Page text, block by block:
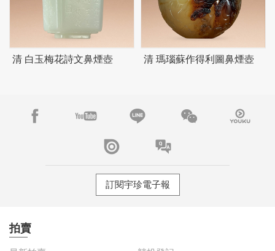
清 白玉梅花詩文鼻煙壺 清 瑪瑙蘇作得利圖鼻煙壺
訂閱宇珍電子報
拍賣